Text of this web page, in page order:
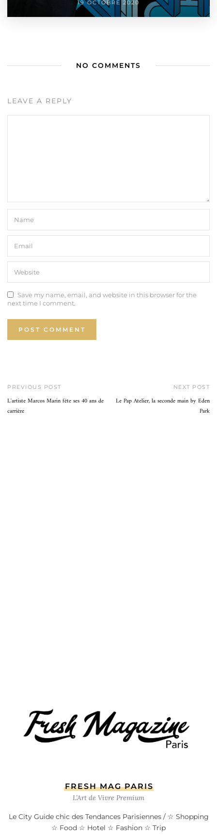
19 OCTOBRE 2020
NO COMMENTS
LEAVE A REPLY
Save my name, email, and website in this browser for the
next time I comment.
PREVIOUS POST
L'artiste Marcos Marin fête ses 40 ans de
carrière
NEXT POST
Le Pap Atelier, la seconde main by Eden
Park
FRESH MAG PARIS
L’Art de Vivre Premium
Le City Guide chic des Tendances Parisiennes / ☆ Shopping
☆ Food ☆ Hotel ☆ Fashion ☆ Trip